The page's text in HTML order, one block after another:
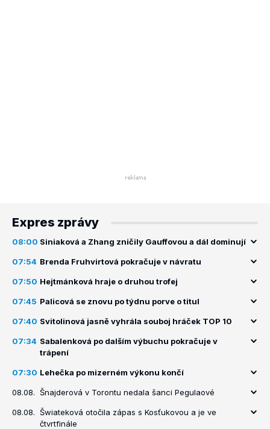
Expres zprávy
08:00 Siniaková a Zhang zničily Gauffovou a dál dominují
07:54 Brenda Fruhvirtová pokračuje v návratu
07:50 Hejtmánková hraje o druhou trofej
07:45 Palicová se znovu po týdnu porve o titul
07:40 Svitolinová jasně vyhrála souboj hráček TOP 10
07:34 Sabalenková po dalším výbuchu pokračuje v
trápení
07:30 Lehečka po mizerném výkonu končí
08.08. Šnajderová v Torontu nedala šanci Pegulaové
08.08. Šwiateková otočila zápas s Kosťukovou a je ve
čtvrtfinále